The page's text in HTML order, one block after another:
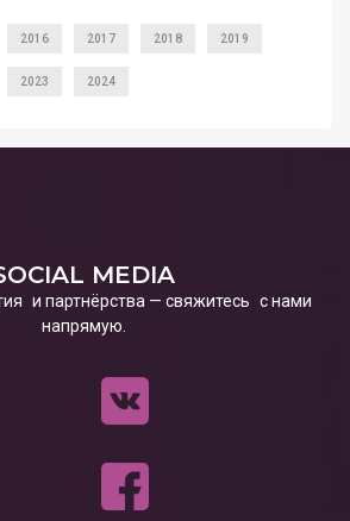
2016 2017 2018 2019
2023 2024
MEDIA
и партнёрства — свяжитесь с нами
напрямую.